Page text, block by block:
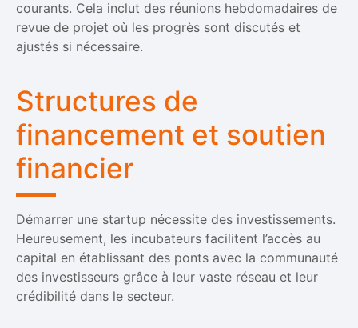
courants. Cela inclut des réunions hebdomadaires de
revue de projet où les progrès sont discutés et
ajustés si nécessaire.
Structures de
financement et soutien
financier
Démarrer une startup nécessite des investissements.
Heureusement, les incubateurs facilitent l’accès au
capital en établissant des ponts avec la communauté
des investisseurs grâce à leur vaste réseau et leur
crédibilité dans le secteur.